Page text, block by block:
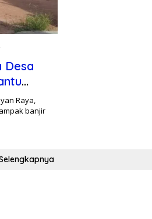
Desa
Raya,
banjir